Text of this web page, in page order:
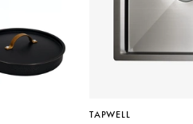
TAPWELL